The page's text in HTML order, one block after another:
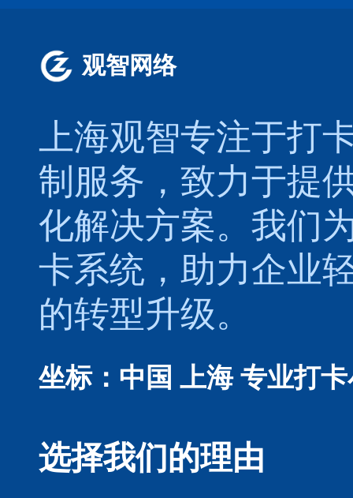
观智网络
上海观智专注于打
制服务，致力于提
化解决方案。我们
卡系统，助力企业
的转型升级。
坐标：中国 上海 专业打
选择我们的理由